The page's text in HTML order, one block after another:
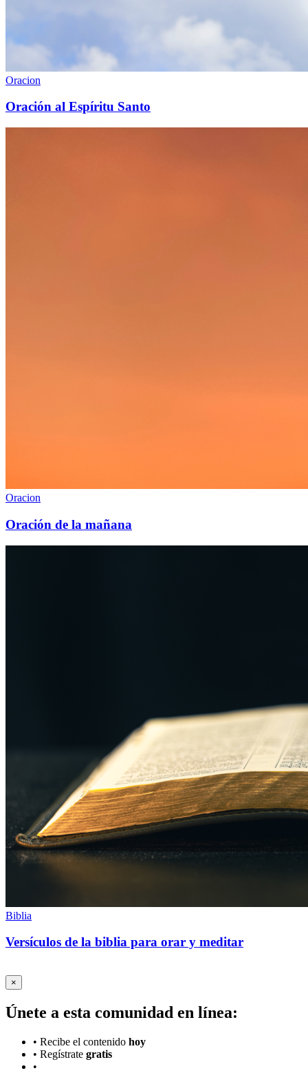
Oracion
Oración al Espíritu Santo
Oracion
Oración de la mañana
Biblia
Versículos de la biblia para orar y meditar
×
Únete a esta comunidad en línea:
• Recibe el contenido hoy
• Regístrate gratis
•